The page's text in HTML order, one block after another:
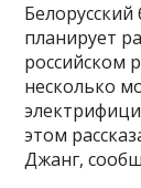
планирует
российском
несколько
этом
Джанг,